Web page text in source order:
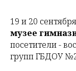
19 и 20
музее
посетители -
групп ГБДОУ